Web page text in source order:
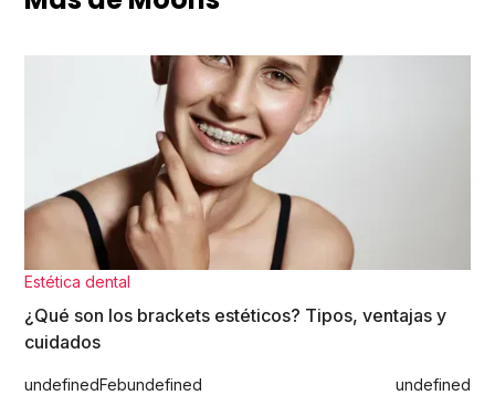
Estética dental
¿Qué son los brackets estéticos? Tipos, ventajas y
cuidados
undefinedFebundefined undefined